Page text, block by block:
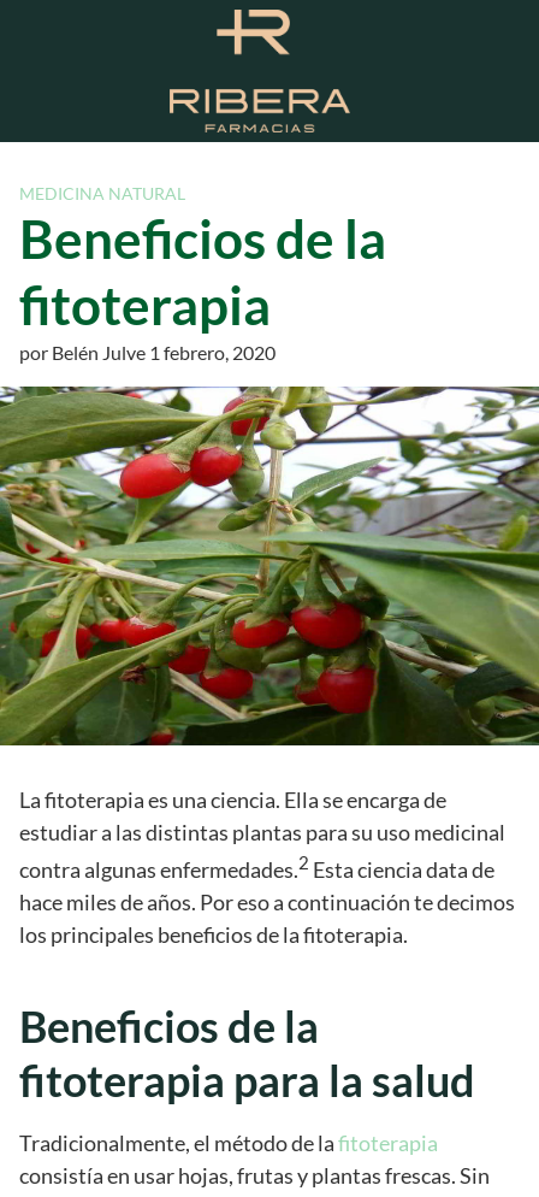
n
i
d
o
MEDICINA NATURAL
Beneficios de la
fitoterapia
por Belén Julve 1 febrero, 2020
La fitoterapia es una ciencia. Ella se encarga de
estudiar a las distintas plantas para su uso medicinal
contra algunas enfermedades.2 Esta ciencia data de
hace miles de años. Por eso a continuación te decimos
los principales beneficios de la fitoterapia.
Beneficios de la
fitoterapia para la salud
Tradicionalmente, el método de lafitoterapia
consistía en usar hojas, frutas y plantas frescas. Sin